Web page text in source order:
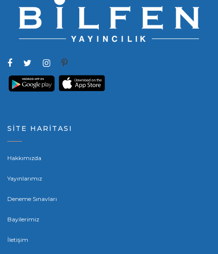
SİTE HARİTASI
Hakkımızda
Yayınlarımız
Deneme Sınavları
Bayilerimiz
İletişim